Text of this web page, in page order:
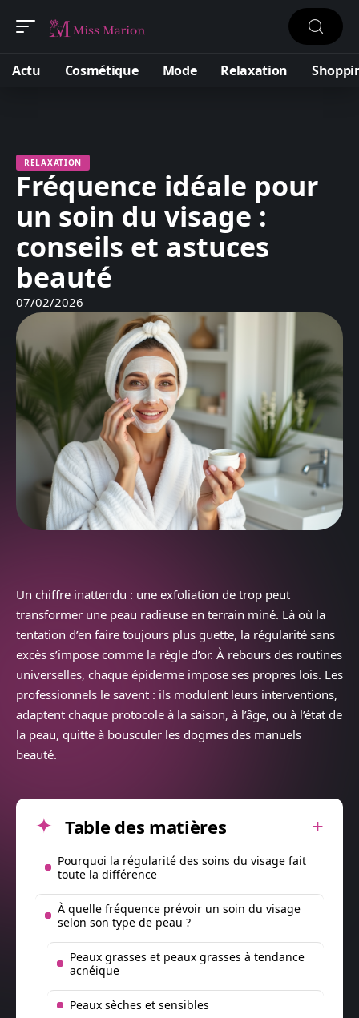
Actu Cosmétique Mode Relaxation
RELAXATION
Fréquence idéale pour
un soin du visage :
conseils et astuces
beauté
07/02/2026
Un chiffre inattendu : une exfoliation de trop peut
transformer une peau radieuse en terrain miné. Là où la
tentation d’en faire toujours plus guette, la régularité sans
excès s’impose comme la règle d’or. À rebours des routines
universelles, chaque épiderme impose ses propres lois. Les
professionnels le savent : ils modulent leurs interventions,
adaptent chaque protocole à la saison, à l’âge, ou à l’état de
la peau, quitte à bousculer les dogmes des manuels
beauté.
Table des matières
Pourquoi la régularité des soins du visage fait
toute la différence
À quelle fréquence prévoir un soin du visage
selon son type de peau ?
Peaux grasses et peaux grasses à tendance
acnéique
Peaux sèches et sensibles